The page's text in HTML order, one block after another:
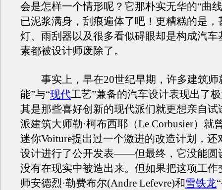
会是怎样一个情形呢？它那朴实无华的“曲
已泥浆满身，刮痕遍体了吧！更糟糕的是，
灯、雨刮器以及很多看似碍眼却是构成汽车
素都被设计师废除了。
事实上，早在20世纪早期，许多建筑师
能”与“现代工艺”兼备的汽车设计表现出了
其是那些喜好创新的现代派们就更想亲自试
派建筑大师勒·柯布西耶（Le Corbusier）就
迷你Voiture提出过一个激进的改造计划，还
设计进行了公开发表——但最终，它没能圆
没有在现实中被造出来。但如果把这项工作
师安德烈·勒费布尔(Andre Lefevre)和雪铁龙